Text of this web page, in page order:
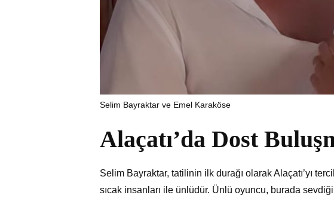
Selim Bayraktar ve Emel Karaköse
Alaçatı’da Dost
Selim Bayraktar, tatilinin ilk durağı olarak Alaçatı’yı
sıcak insanları ile ünlüdür. Ünlü oyuncu, burada